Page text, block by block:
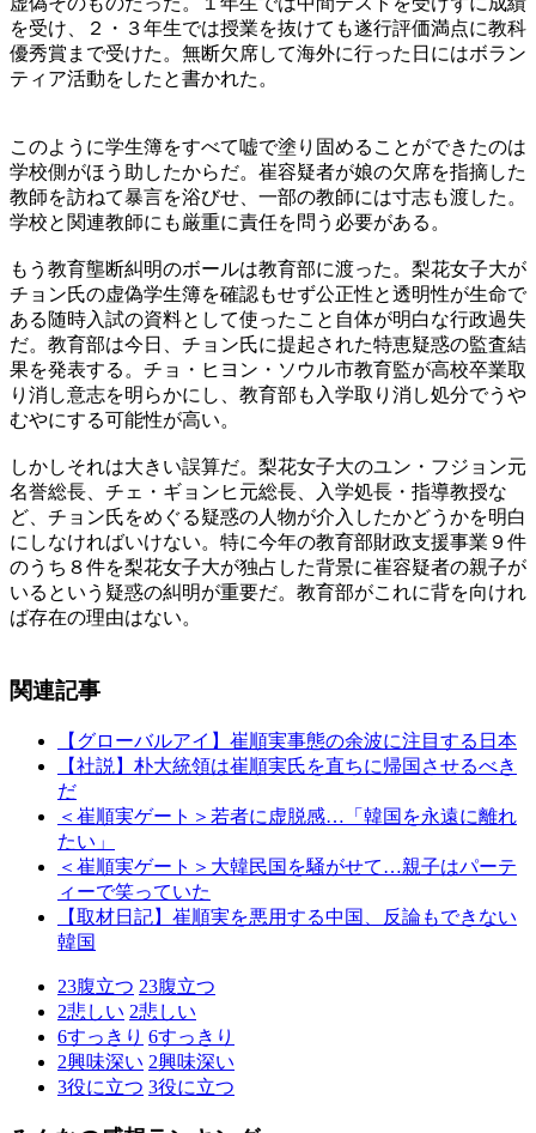
を受け、２・３年生では授業を抜けても遂行評価満点に教科
優秀賞まで受けた。無断欠席して海外に行った日にはボラン
ティア活動をしたと書かれた。
このように学生簿をすべて嘘で塗り固めることができたのは
学校側がほう助したからだ。崔容疑者が娘の欠席を指摘した
教師を訪ねて暴言を浴びせ、一部の教師には寸志も渡した。
学校と関連教師にも厳重に責任を問う必要がある。
もう教育壟断糾明のボールは教育部に渡った。梨花女子大が
チョン氏の虚偽学生簿を確認もせず公正性と透明性が生命で
ある随時入試の資料として使ったこと自体が明白な行政過失
だ。教育部は今日、チョン氏に提起された特恵疑惑の監査結
果を発表する。チョ・ヒヨン・ソウル市教育監が高校卒業取
り消し意志を明らかにし、教育部も入学取り消し処分でうや
むやにする可能性が高い。
しかしそれは大きい誤算だ。梨花女子大のユン・フジョン元
名誉総長、チェ・ギョンヒ元総長、入学処長・指導教授な
ど、チョン氏をめぐる疑惑の人物が介入したかどうかを明白
にしなければいけない。特に今年の教育部財政支援事業９件
のうち８件を梨花女子大が独占した背景に崔容疑者の親子が
いるという疑惑の糾明が重要だ。教育部がこれに背を向けれ
ば存在の理由はない。
関連記事
【グローバルアイ】崔順実事態の余波に注目する日本
【社説】朴大統領は崔順実氏を直ちに帰国させるべき
だ
＜崔順実ゲート＞若者に虚脱感…「韓国を永遠に離れ
たい」
＜崔順実ゲート＞大韓民国を騒がせて…親子はパーテ
ィーで笑っていた
【取材日記】崔順実を悪用する中国、反論もできない
韓国
23腹立つ 23腹立つ
2悲しい 2悲しい
6すっきり 6すっきり
2興味深い 2興味深い
3役に立つ 3役に立つ